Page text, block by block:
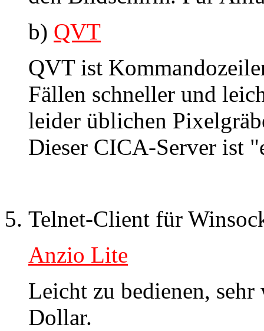
b) QVT
QVT ist
Fällen schneller und
leider üblichen
Dieser CICA-Server ist
Telnet-Client für
Anzio Lite
Leicht zu bedienen,
Dollar.